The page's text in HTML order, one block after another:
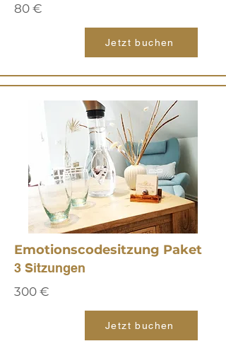
80 €
Jetzt buchen
Emotionscodesitzung Paket
3 Sitzungen
300 €
Jetzt buchen